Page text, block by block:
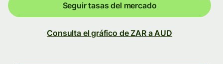
Seguir tasas del mercado
Consulta el gráfico de ZAR a AUD